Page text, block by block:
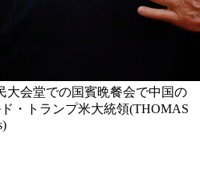
大会堂での国賓晩餐会で中国の
・トランプ米大統領(THOMAS